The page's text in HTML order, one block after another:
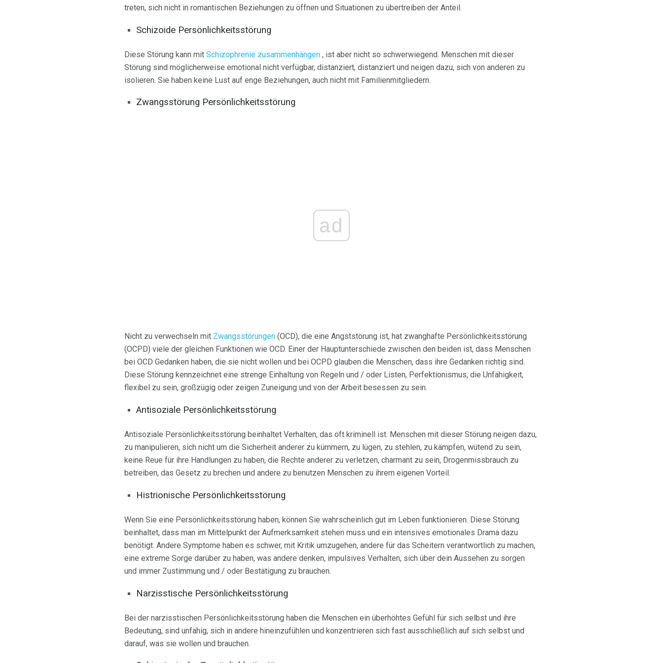
treten, sich nicht in romantischen Beziehungen zu öffnen und Situationen zu übertreiben der Anteil.
Schizoide Persönlichkeitsstörung
Diese Störung kann mit Schizophrenie zusammenhängen , ist aber nicht so schwerwiegend. Menschen mit dieser
Störung sind möglicherweise emotional nicht verfügbar, distanziert, distanziert und neigen dazu, sich von anderen zu
isolieren. Sie haben keine Lust auf enge Beziehungen, auch nicht mit Familienmitgliedern.
Zwangsstörung Persönlichkeitsstörung
ad
Nicht zu verwechseln mit Zwangsstörungen (OCD), die eine Angststörung ist, hat zwanghafte Persönlichkeitsstörung
(OCPD) viele der gleichen Funktionen wie OCD. Einer der Hauptunterschiede zwischen den beiden ist, dass Menschen
bei OCD Gedanken haben, die sie nicht wollen und bei OCPD glauben die Menschen, dass ihre Gedanken richtig sind.
Diese Störung kennzeichnet eine strenge Einhaltung von Regeln und / oder Listen, Perfektionismus, die Unfähigkeit,
flexibel zu sein, großzügig oder zeigen Zuneigung und von der Arbeit besessen zu sein.
Antisoziale Persönlichkeitsstörung
Antisoziale Persönlichkeitsstörung beinhaltet Verhalten, das oft kriminell ist. Menschen mit dieser Störung neigen dazu,
zu manipulieren, sich nicht um die Sicherheit anderer zu kümmern, zu lügen, zu stehlen, zu kämpfen, wütend zu sein,
keine Reue für ihre Handlungen zu haben, die Rechte anderer zu verletzen, charmant zu sein, Drogenmissbrauch zu
betreiben, das Gesetz zu brechen und andere zu benutzen Menschen zu ihrem eigenen Vorteil.
Histrionische Persönlichkeitsstörung
Wenn Sie eine Persönlichkeitsstörung haben, können Sie wahrscheinlich gut im Leben funktionieren. Diese Störung
beinhaltet, dass man im Mittelpunkt der Aufmerksamkeit stehen muss und ein intensives emotionales Drama dazu
benötigt. Andere Symptome haben es schwer, mit Kritik umzugehen, andere für das Scheitern verantwortlich zu machen,
eine extreme Sorge darüber zu haben, was andere denken, impulsives Verhalten, sich über dein Aussehen zu sorgen
und immer Zustimmung und / oder Bestätigung zu brauchen.
Narzisstische Persönlichkeitsstörung
Bei der narzisstischen Persönlichkeitsstörung haben die Menschen ein überhöhtes Gefühl für sich selbst und ihre
Bedeutung, sind unfähig, sich in andere hineinzufühlen und konzentrieren sich fast ausschließlich auf sich selbst und
darauf, was sie wollen und brauchen.